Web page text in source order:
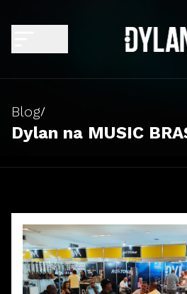
Blog/
Dylan na MUSIC